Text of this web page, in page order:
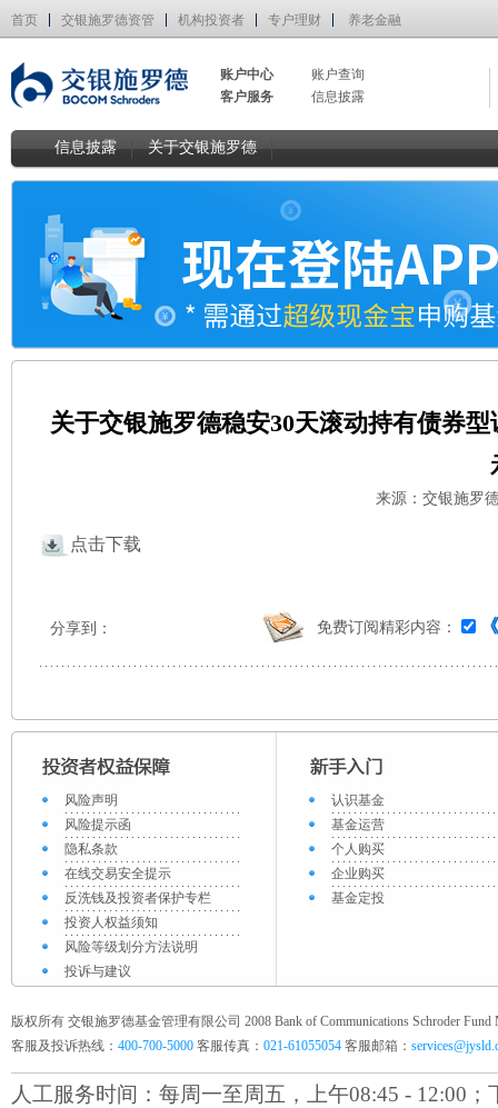
首页 交银施罗德资管 机构投资者 专户理财 养老金融
账户中心
账户查询
客户服务
信息披露
信息披露 关于交银施罗德
关于交银施罗德稳安30天滚动持有债券
来源：交银施罗
点击下载
分享到： 免费订阅精彩内容：
风险声明
风险提示函
隐私条款
在线交易安全提示
反洗钱及投资者保护专栏
投资人权益须知
风险等级划分方法说明
投诉与建议
认识基金
基金运营
个人购买
企业购买
基金定投
版权所有 交银施罗德基金管理有限公司 2008 Bank of Communications Schroder Fund
客服及投诉热线： 400-700-5000 客服传真： 021-61055054 客服邮箱：
人工服务时间：每周一至周五，上午08:45 - 12:00；